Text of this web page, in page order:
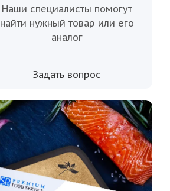
Наши специалисты помогут
найти нужный товар или его
аналог
Задать вопрос